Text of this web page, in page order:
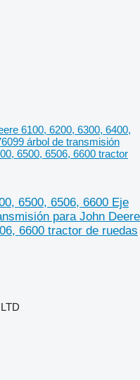
6100, 6200, 6300, 6400,
árbol de transmisión
6500, 6506, 6600 tractor
6500, 6506, 6600 Eje
para John Deere
6600 tractor de ruedas